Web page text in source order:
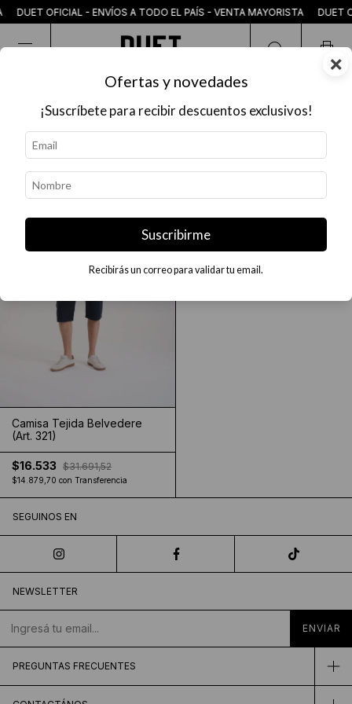
CAMISAS TEJIDAS
CAMISAS TEJIDAS
Camisa Tejida Belvedere
(Art. 321)
$16.533 $31.691,52
$14.879,70 con Transferencia
SEGUINOS EN
NEWSLETTER
PREGUNTAS FRECUENTES
OFICIAL - ENVÍOS A TODO EL PAÍS - VENTA MAYORISTA
×
Ofertas y novedades
¡Suscríbete para recibir descuentos exclusivos!
Suscribirme
Recibirás un correo para validar tu email.